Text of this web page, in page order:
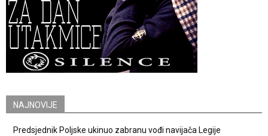
NAJNOVIJE
Predsjednik Poljske ukinuo zabranu vođi navijača Legije